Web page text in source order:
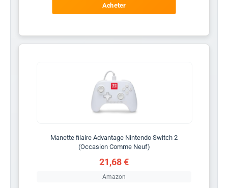
Acheter
Manette filaire Advantage Nintendo Switch 2
(Occasion Comme Neuf)
21,68 €
Amazon